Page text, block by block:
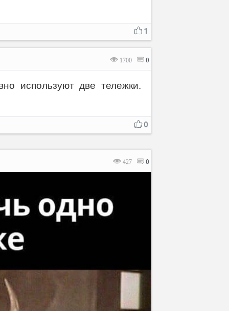
1
1700 0
используют две тележки.
0
427 0